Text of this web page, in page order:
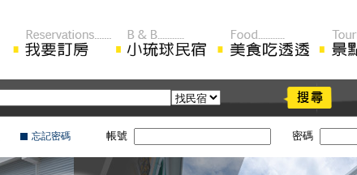
忘記密碼 帳號 密碼